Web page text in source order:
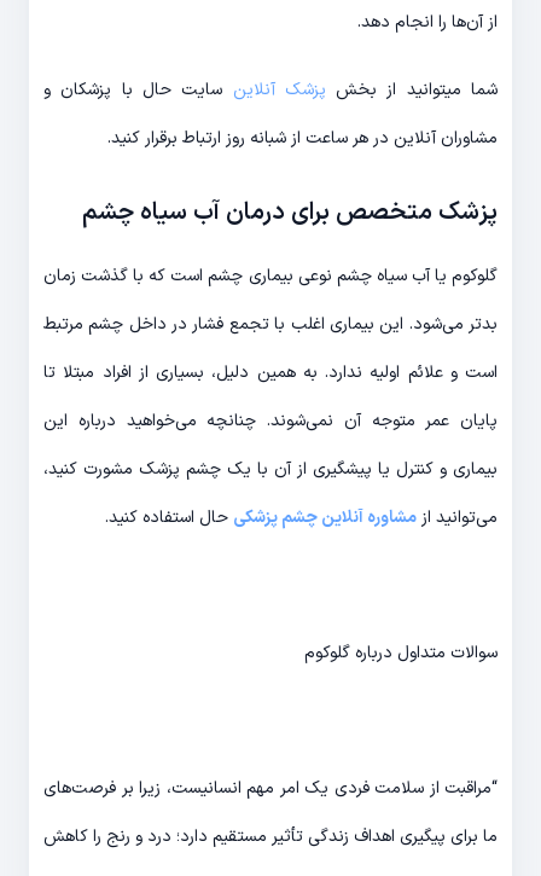
از آن‌ها را انجام دهد.
شما میتوانید از بخش پزشک آنلاین سایت حال با پزشکان و
مشاوران آنلاین در هر ساعت از شبانه روز ارتباط برقرار کنید.
پزشک متخصص برای درمان آب سیاه چشم
گلوکوم یا آب سیاه چشم نوعی بیماری چشم است که با گذشت زمان
بدتر می‌شود. این بیماری اغلب با تجمع فشار در داخل چشم مرتبط
است و علائم اولیه ندارد. به همین دلیل، بسیاری از افراد مبتلا تا
پایان عمر متوجه آن نمی‌شوند. چنانچه می‌خواهید درباره این
بیماری و کنترل یا پیشگیری از آن با یک چشم پزشک مشورت کنید،
می‌توانید ازمشاوره آنلاین چشم پزشکی حال استفاده کنید.
سوالات متداول درباره گلوکوم
“مراقبت از سلامت فردی یک امر مهم انسانیست، زیرا بر فرصت‌های
ما برای پیگیری اهداف زندگی تأثیر مستقیم دارد؛ درد و رنج را کاهش